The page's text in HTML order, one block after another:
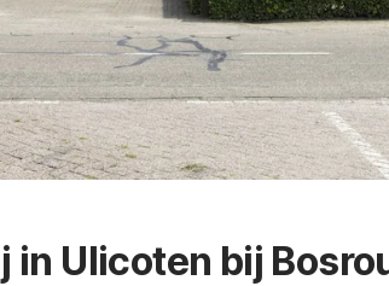
in Ulicoten bij